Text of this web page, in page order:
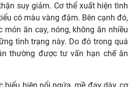
suy giảm. Cơ thể xuất hiện tình
có màu vàng đậm. Bên cạnh đó,
món ăn cay, nóng, không ăn nhiều
tình trạng này. Do đó trong quá
thường được tư vấn hạn chế ăn